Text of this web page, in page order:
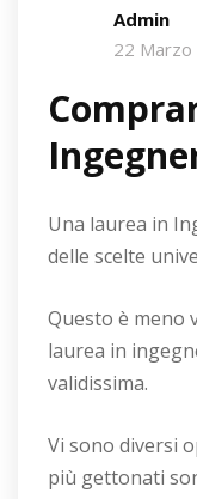
Admin
22 Marzo
Una laurea in
delle scelte
Questo è meno
laurea in
validissima.
Vi sono diversi
più gettonati